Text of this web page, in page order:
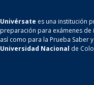
Univérsate es una institución
preparación para exámenes
así como para la Prueba Saber
Universidad Nacional de